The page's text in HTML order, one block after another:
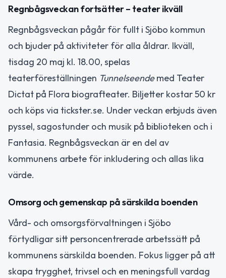
Regnbågsveckan fortsätter – teater ikväll
Regnbågsveckan pågår för fullt i Sjöbo kommun
och bjuder på aktiviteter för alla åldrar. Ikväll,
tisdag 20 maj kl. 18.00, spelas
teaterföreställningen Tunnelseendemed Teater
Dictat på Flora biografteater. Biljetter kostar 50 kr
och köps via tickster.se. Under veckan erbjuds även
pyssel, sagostunder och musik på biblioteken och i
Fantasia. Regnbågsveckan är en del av
kommunens arbete för inkludering och allas lika
värde.
Omsorg och gemenskap på särskilda boenden
Vård- och omsorgsförvaltningen i Sjöbo
förtydligar sitt personcentrerade arbetssätt på
kommunens särskilda boenden. Fokus ligger på att
skapa trygghet, trivsel och en meningsfull vardag